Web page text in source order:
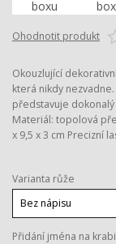
Ohodnotit produkt
Okouzlující
která nikdy
představuje
Materiál: topolová
x 9,5 x 3 cm Precizní
Varianta růže
Přidání jména na